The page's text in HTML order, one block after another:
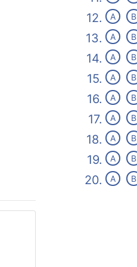
12. A B
13. A B
14. A B
15. A B
16. A B
17. A B
18. A B
19. A B
20. A B